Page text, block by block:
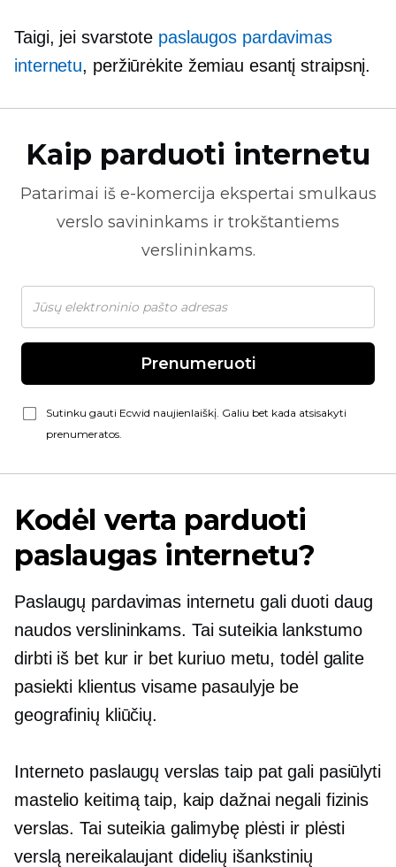
Taigi, jei svarstote paslaugos pardavimas
internetu, peržiūrėkite žemiau esantį straipsnį.
Kaip parduoti internetu
Patarimai iš e-komercija ekspertai smulkaus
verslo savininkams ir trokštantiems
verslininkams.
Prenumeruoti
Sutinku gauti Ecwid naujienlaiškį. Galiu bet kada atsisakyti
prenumeratos.
Kodėl verta parduoti
paslaugas internetu?
Paslaugų pardavimas internetu gali duoti daug
naudos verslininkams. Tai suteikia lankstumo
dirbti iš bet kur ir bet kuriuo metu, todėl galite
pasiekti klientus visame pasaulyje be
geografinių kliūčių.
Interneto paslaugų verslas taip pat gali pasiūlyti
mastelio keitimą taip, kaip dažnai negali fizinis
verslas. Tai suteikia galimybę plėsti ir plėsti
verslą nereikalaujant didelių išankstinių